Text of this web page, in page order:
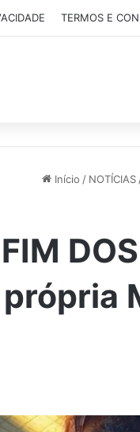
TERMOS E
Início / NOTÍCIAS
FIM
própria